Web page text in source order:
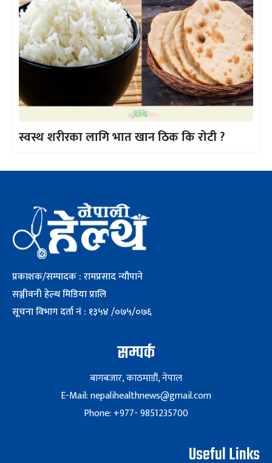
स्वस्थ शरीरका लागि भात खान ठिक कि रोटी ?
प्रकाशक/सम्पादक : रामप्रसाद न्यौपाने
सञ्जीवनी हेल्थ मिडिया प्रालि
सूचना विभाग दर्ता नं : १३५४ /०७५/०७६
सम्पर्क
बागबजार, काठमाडौं, नेपाल
E-Mail: nepalihealthnews@gmail.com
Phone: +977- 9851235700
Useful Links